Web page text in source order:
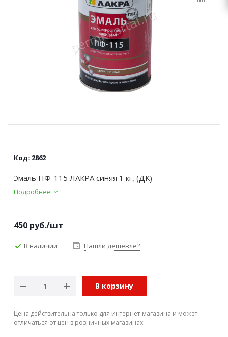
Код: 2862
Эмаль ПФ-115 ЛАКРА синяя 1 кг, (ДК)
Подробнее
450 руб./шт
В наличии Нашли дешевле?
В корзину
Цена действительна только для интернет-магазина и может
отличаться от цен в розничных магазинах